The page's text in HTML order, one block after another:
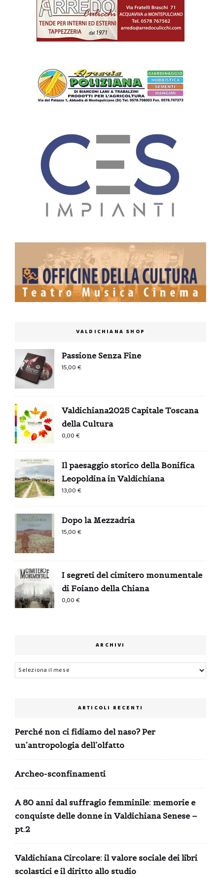
VALDICHIANA SHOP
Passione Senza Fine
15,00€
Valdichiana2025 Capitale Toscana
della Cultura
0,00€
Il paesaggio storico della Bonifica
Leopoldina in Valdichiana
13,00€
Dopo la Mezzadria
15,00€
I segreti del cimitero monumentale
di Foiano della Chiana
0,00€
ARCHIVI
Archivi
ARTICOLI RECENTI
Perché non ci fidiamo del naso? Per
un’antropologia dell’olfatto
Archeo-sconfinamenti
A 80 anni dal suffragio femminile: memorie e
conquiste delle donne in Valdichiana Senese –
pt.2
Valdichiana Circolare: il valore sociale dei libri
scolastici e il diritto allo studio